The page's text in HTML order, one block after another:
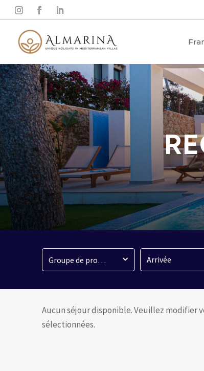
Groupe de propriétés
Aucun séjour disponible. Veuillez modifier
sélectionnées.